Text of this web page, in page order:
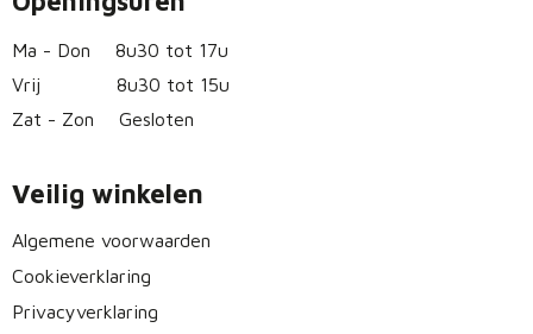
Ma - Don
8u30 tot 17u
Vrij
8u30 tot 15u
Zat - Zon
Gesloten
Veilig winkelen
Algemene voorwaarden
Cookieverklaring
Privacyverklaring